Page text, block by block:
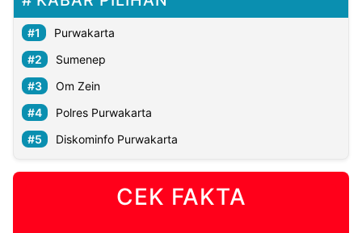
Purwakarta
Sumenep
Om Zein
Polres Purwakarta
Diskominfo Purwakarta
CEK FAKTA